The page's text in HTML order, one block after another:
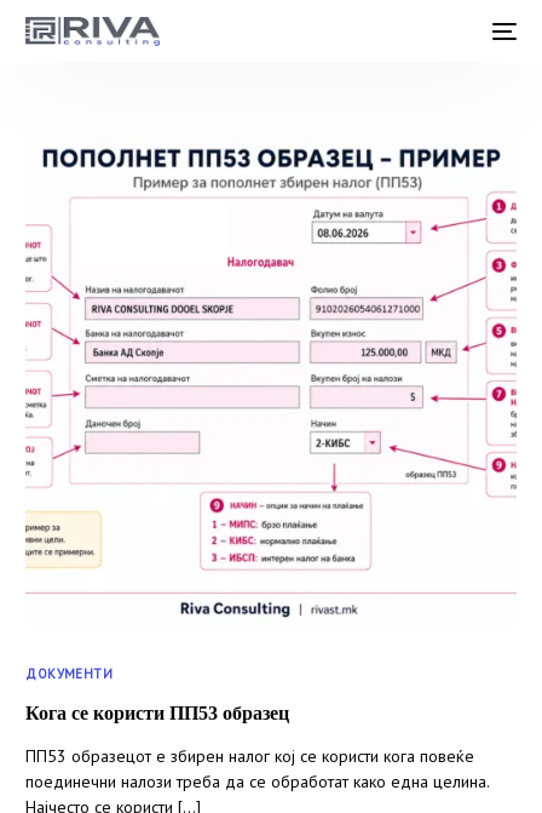
ДОКУМЕНТИ
Кога се користи ПП53 образец
ПП53 образецот е збирен налог кој се користи кога повеќе
поединечни налози треба да се обработат како една целина.
Најчесто се користи […]